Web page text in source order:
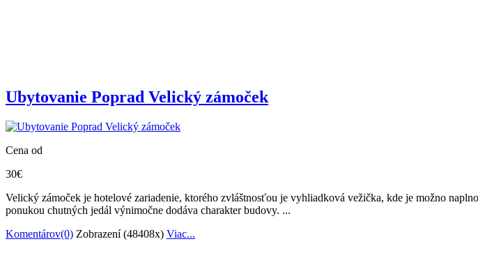
Ubytovanie Poprad Velický zámoček
Cena od
30€
Velický zámoček je hotelové zariadenie, ktorého zvláštnosťou je vyhliadková vežička, kde je možno
ponukou chutných jedál výnimočne dodáva charakter budovy. ...
Komentárov(0) Zobrazení (48408x) Viac...